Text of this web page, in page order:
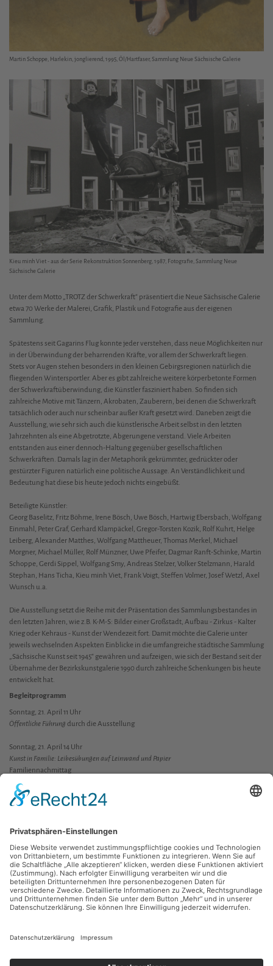
Martin Schoppe, Harlekin, jonglierend, 1995, Öl/Hartfaser, Sammlung Neue Sächsische Galerie
Kieu minh Viet - aus der Serie Rekonstruktion Sonnenberg, 1987, Fotografie, Sammlung Neue
Sächsische Galerie
Unter dem Motto „TROTZ der Schwerkraft“ präsentiert die Neue Sächsische Galerie
etwa 70 Werke der Malerei, Grafik, Plastik und Fotografie aus der eigenen
Sammlung.
Spätestens seit Gagarins Flug konnte jeder verstehen, dass neue Möglichkeiten nur
in der Überwindung der beharrenden Kräfte, vor allem der Schwerkraft liegen.
Stets vor Augen stehen besonders in den kleinen Gebirgsregionen natürlich die
fliegenden Wintersportler. Aber es gibt zahlreiche weitere körperbetonte Formen
der Schwerkraftüberwindung, die Künstler fasziniert haben. So finden sich
zahlreiche Motive mit Tänzern, Akrobaten, Zauberern, bei denen die Schwerkraft
tatsächlich oder auch nur scheinbar außer Kraft gesetzt wird. Daneben zeigt die
Ausstellung, wie sehr sich auch die künstlerische Arbeit selbst in den letzten
Jahrzehnten als eine Abgetrotzte, Abgerungene verstand. Viele Arbeiten
entstanden aus einer dennoch-Haltung gegenüber gesellschaftlichen
Schwerkräften. Damals lag in der Metaphorik gekrümmter, gedrückter oder
gestürzter Figuren natürlich eine politische Aussage. An Verständlichkeit und
Bedeutung hat diese bis heute jedoch nichts eingebüßt.
Beteiligte Künstler:
Georg Baselitz, Fritz Böhme, Irene Bösch, Uwe Bösch, Hartwig Ebersbach, Wolfgang
Einmahl, Peter Graf, Gerhard Klampäckel, Gregor-Torsten Kozik, Rolf Kuhrt, Helge
Leiberg, Alexander Matthes, Wolfgang Mattheuer, Thomas Merkel, Michael
Morgner, Michael Müller, Rolf Münzner, Uwe Pfeifer, Dagmar Ranft-Schinke, Martin
Schoppe, Gerdi Sippel, Wolfgang Smy, Andreas Stelzer, Volker Stelzmann, Harald
Stephan, Hans Ticha, Kieu minh Viet, Frank Voigt, Steffen Volmer, Josef Wetzl, Axel
Wunsch u.a.
Die Ausstellung setzt die Reihe mit der Präsentation des Sammlungsbestandes in
den letzten Jahren, wie z.B. K-M-S: Bilder einer Großstadt, Aufbau - Zirkus - Kalter
Krieg oder Kehraus - Kunst der Wendezeit fort. Damit möchte die Galerie unter
jeweils wechselnden Aspekten Einblicke in die umfangreiche städtische Sammlung
„Sächsische Kunst seit 1945“ gewähren und aufzeigen, wie sich der Bestand seit der
Übernahme der Bezirkskunstgalerie 1990 durch zahlreiche Schenkungen bis heute
entwickelt hat.
Begleitprogramm
Sonntag, 21. April 11 Uhr
Öffentliche Führung durch die Ausstellung
Sonntag, 21. April 14 Uhr
Kunst in Familie: Leibesübungen auf Leinwand und Papier
Familiennachmittag
Samstag, 25. Mai 18 Uhr
Museumsnacht 2013
Öffentliche Führung dienstags 17 Uhr
Ausstellung vom 26. März bis 2. Juni 2013
Gefördert vom Kulturbüro der Stadt Chemnitz sowie dem Neue Chemnitzer
Kunsthütte e.V.
Zurück